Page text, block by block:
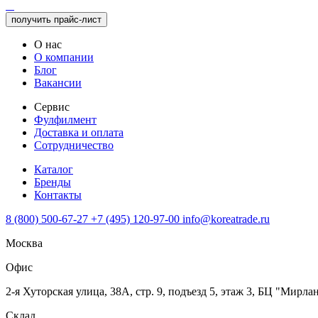
получить прайс-лист
О нас
О компании
Блог
Вакансии
Сервис
Фулфилмент
Доставка и оплата
Сотрудничество
Каталог
Бренды
Контакты
8 (800) 500-67-27 +7 (495) 120-97-00 info@koreatrade.ru
Москва
Офис
2-я Хуторская улица, 38А, стр. 9, подъезд 5, этаж 3, БЦ